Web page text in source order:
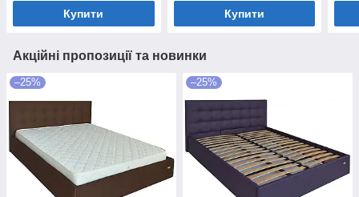
Купити Купити
Акційні пропозиції та новинки
–25% –25%